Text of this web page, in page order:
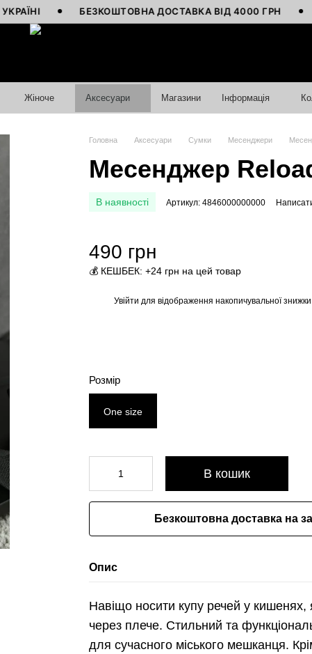
БЕЗКОШТОВНА ДОСТАВКА ВІД 4000 ГРН
Жіноче Аксесуари Магазини Інформація
Головна Аксесуари Сумки Месенджери
Месенджер
В наявності Артикул: 4846000000000
490 грн
💰 КЕШБЕК: +24 грн на цей товар
Увійти для відображення накопичувальної знижки
Розмір
One size
В кошик
Безкоштовна доставка на
Опис
Навіщо носити купу речей у
через плече. Стильний та
для сучасного міського мешканця.